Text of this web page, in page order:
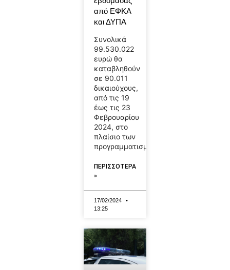
από ΕΦΚΑ
και ΔΥΠΑ
Συνολικά
99.530.022
ευρώ θα
καταβληθούν
σε 90.011
δικαιούχους,
από τις 19
έως τις 23
Φεβρουαρίου
2024, στο
πλαίσιο των
προγραμματισμένων
ΠΕΡΙΣΣΟΤΕΡΑ
»
17/02/2024
13:25